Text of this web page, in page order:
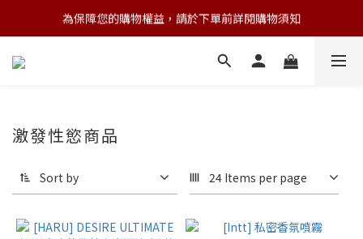
💌 Nearby收藏家｜任選三件 9折 五件 88折
為保障您的購物權益，請於下單前詳閱購物須知
💌 Nearby收藏家｜任選三件 9折 五件 88折
激發性慾商品
Sort by 24 Items per page